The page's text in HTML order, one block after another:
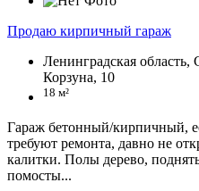
Продаю кирпичный гараж
Ленинградская область,
Корзуна, 10
18 м²
Гараж бетонный/кирпичный,
требуют ремонта, давно не
калитки. Полы дерево,
помосты...